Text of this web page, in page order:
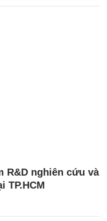
R&D nghiên cứu và
TP.HCM